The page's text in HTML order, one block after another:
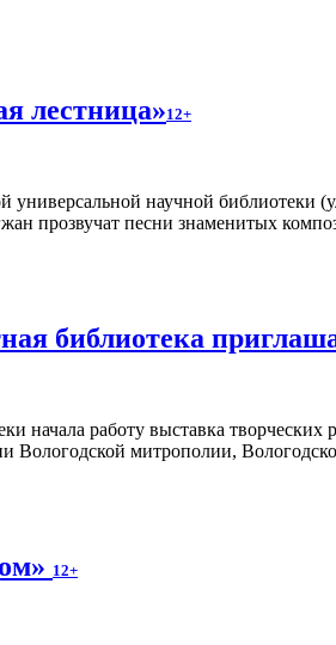
лестница»12+
универсальной научной библиотеки
прозвучат песни знаменитых
библиотека
начала работу выставка
Вологодской митрополии,
12+